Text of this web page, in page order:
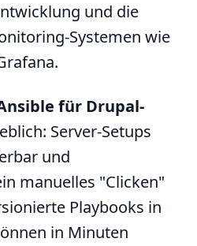
und die
Systemen wie
für Drupal-
Server-Setups
und
manuelles "Clicken"
Playbooks in
in Minuten